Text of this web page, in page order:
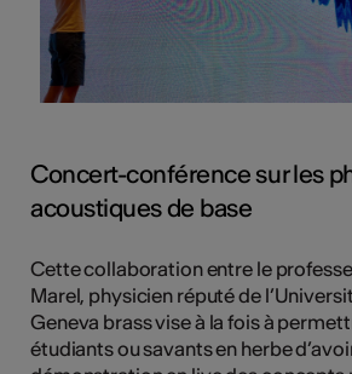
Concert-conférence sur les
acoustiques de base
Cette collaboration entre le
Marel, physicien réputé de
Geneva brass vise à la fois à
étudiants ou savants en herbe